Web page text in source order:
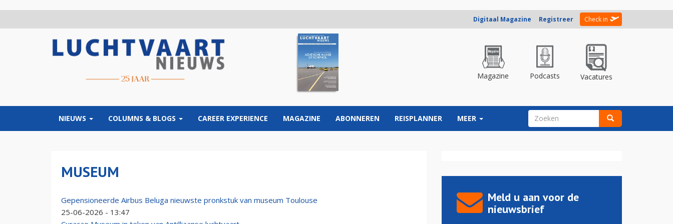
Digitaal Magazine Registreer Check in
Magazine Podcasts Vacatures
NIEUWS COLUMNS & BLOGS CAREER EXPERIENCE MAGAZINE ABONNEREN REISPLANNER MEER ZOEKVELD
MUSEUM
Gepensioneerde Airbus Beluga nieuwste pronkstuk van museum Toulouse
25-06-2026 - 13:47
Meld u aan voor de
nieuwsbrief